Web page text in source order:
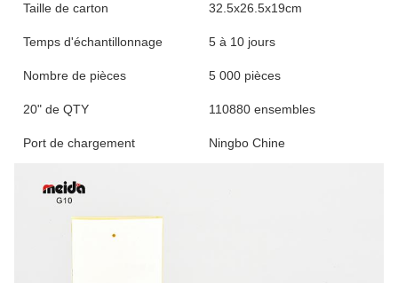
Taille de carton 32.5x26.5x19cm
Temps d'échantillonnage 5 à 10 jours
Nombre de pièces 5 000 pièces
20" de QTY 110880 ensembles
Port de chargement Ningbo Chine